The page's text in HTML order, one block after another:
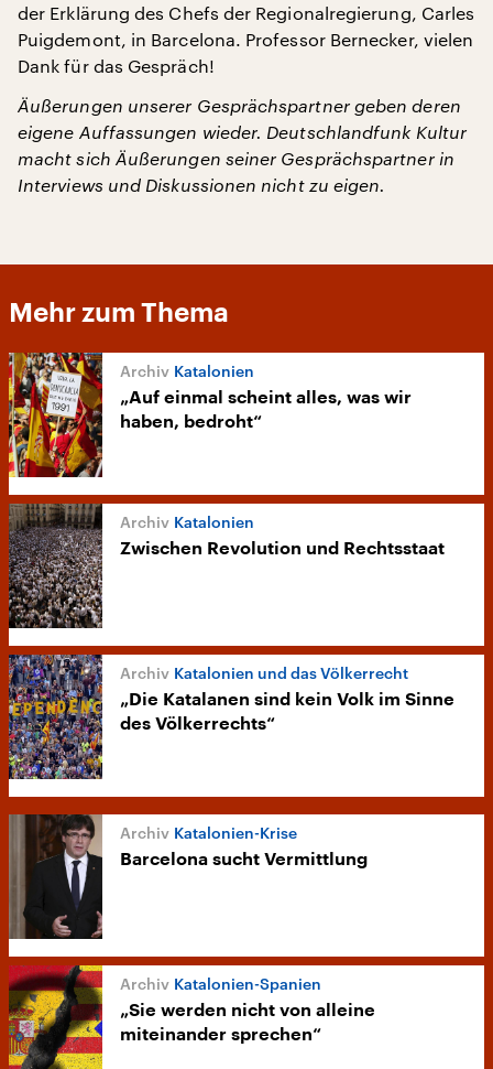
der Erklärung des Chefs der Regionalregierung, Carles
Puigdemont, in Barcelona. Professor Bernecker, vielen
Dank für das Gespräch!
Äußerungen unserer Gesprächspartner geben deren
eigene Auffassungen wieder. Deutschlandfunk Kultur
macht sich Äußerungen seiner Gesprächspartner in
Interviews und Diskussionen nicht zu eigen.
Mehr zum Thema
Katalonien
„Auf einmal scheint alles, was wir
haben, bedroht“
Katalonien
Zwischen Revolution und Rechtsstaat
Katalonien und das Völkerrecht
„Die Katalanen sind kein Volk im Sinne
des Völkerrechts“
Katalonien-Krise
Barcelona sucht Vermittlung
Katalonien-Spanien
„Sie werden nicht von alleine
miteinander sprechen“